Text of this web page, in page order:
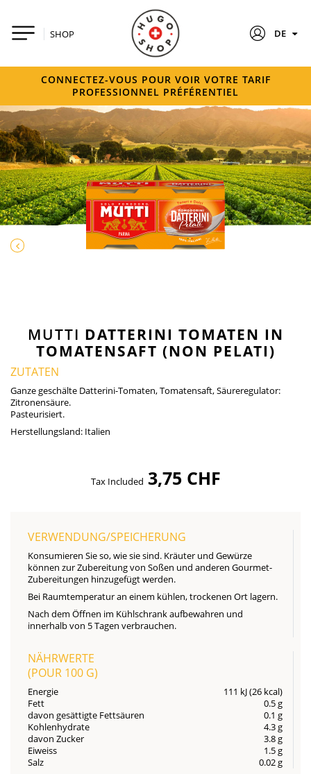
SHOP DE
CONNECTEZ-VOUS POUR VOIR VOTRE TARIF
PROFESSIONNEL PRÉFÉRENTIEL
MUTTI DATTERINI TOMATEN IN
TOMATENSAFT (NON PELATI)
ZUTATEN
Ganze geschälte Datterini-Tomaten, Tomatensaft, Säureregulator:
Zitronensäure.
Pasteurisiert.
Herstellungsland: Italien
Tax Included 3,75 CHF
VERWENDUNG/SPEICHERUNG
Konsumieren Sie so, wie sie sind. Kräuter und Gewürze
können zur Zubereitung von Soßen und anderen Gourmet-
Zubereitungen hinzugefügt werden.
Bei Raumtemperatur an einem kühlen, trockenen Ort lagern.
Nach dem Öffnen im Kühlschrank aufbewahren und
innerhalb von 5 Tagen verbrauchen.
NÄHRWERTE
(POUR 100 G)
Energie
111 kJ (26 kcal)
Fett
0.5 g
davon gesättigte Fettsäuren
0.1 g
Kohlenhydrate
4.3 g
davon Zucker
3.8 g
Eiweiss
1.5 g
Salz
0.02 g